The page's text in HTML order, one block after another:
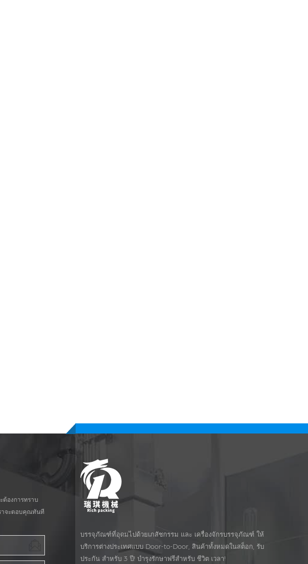
บรรจุภัณฑ์ที่อุดมไปด้วยเภสัชกรรม และ เครื่องจักรบรรจุภัณฑ์ ให้
บริการต่างประเทศแบบ Door-to-Door, สินค้าทั้งหมดในสต็อก, รับ
ประกัน สำหรับ 3 ปี! บำรุงรักษาฟรีสำหรับ ชีวิต เวลา!
องการทราบ
าจะตอบคุณทันที